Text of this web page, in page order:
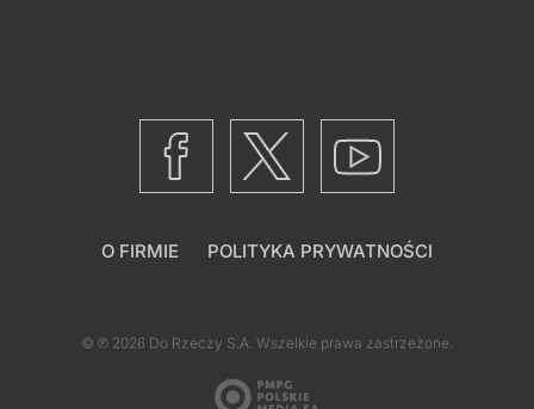
O FIRMIE POLITYKA PRYWATNOŚCI
© ℗ 2026 Do Rzeczy S.A. Wszelkie prawa zastrzeżone.